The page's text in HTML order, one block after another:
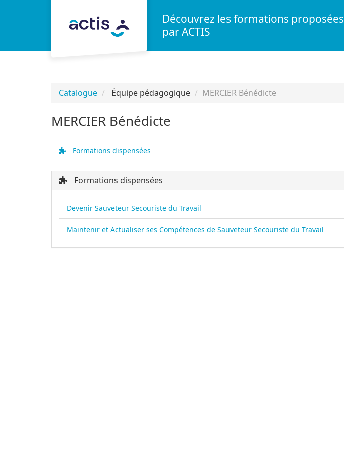
Découvrez les formations proposées
par ACTIS
Catalogue Équipe pédagogique MERCIER Bénédicte
MERCIER Bénédicte
Formations dispensées
Formations dispensées
Devenir Sauveteur Secouriste du Travail
Maintenir et Actualiser ses Compétences de Sauveteur Secouriste du Travail